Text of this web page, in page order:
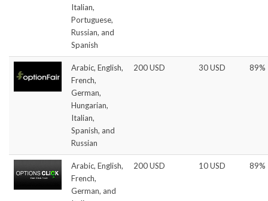
Italian,
Portuguese,
Russian, and
Spanish
Arabic, English,
French,
German,
Hungarian,
Italian,
Spanish, and
Russian
200 USD 30 USD 89%
Arabic, English,
French,
German, and
200 USD 10 USD 89%